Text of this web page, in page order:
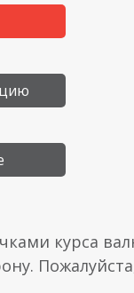
курса